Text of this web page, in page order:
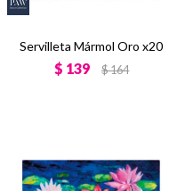
Servilleta Mármol Oro x20
$ 139 $164